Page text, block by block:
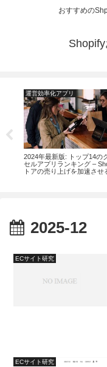
おすすめの
運営効率化アプリ
2024年最新版: トップ14の
セルアプリランキング –
トアの売り上げを加速させ
2025-12
ECサイト研究
ECサイト研究